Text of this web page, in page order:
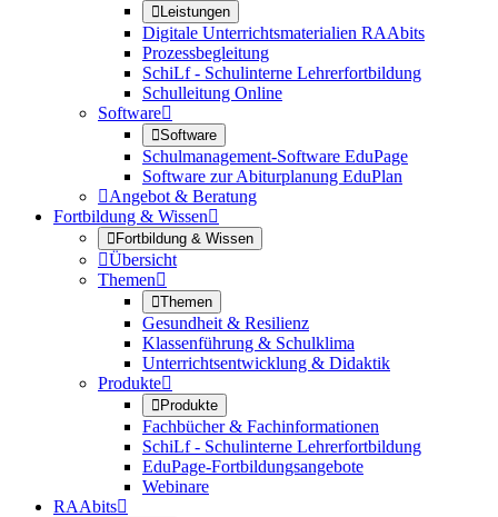
Leistungen
Digitale Unterrichtsmaterialien RAAbits
Prozessbegleitung
SchiLf - Schulinterne Lehrerfortbildung
Schulleitung Online
Software
Software
Schulmanagement-Software EduPage
Software zur Abiturplanung EduPlan
Angebot & Beratung
Fortbildung & Wissen
Fortbildung & Wissen
Übersicht
Themen
Themen
Gesundheit & Resilienz
Klassenführung & Schulklima
Unterrichtsentwicklung & Didaktik
Produkte
Produkte
Fachbücher & Fachinformationen
SchiLf - Schulinterne Lehrerfortbildung
EduPage-Fortbildungsangebote
Webinare
RAAbits